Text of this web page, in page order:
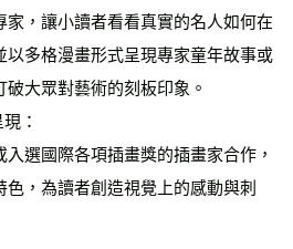
，讓小讀者看看真實的名人如何在
以多格漫畫形式呈現專家童年故事或
大眾對藝術的刻板印象。
：
選國際各項插畫獎的插畫家合作，
，為讀者創造視覺上的感動與刺